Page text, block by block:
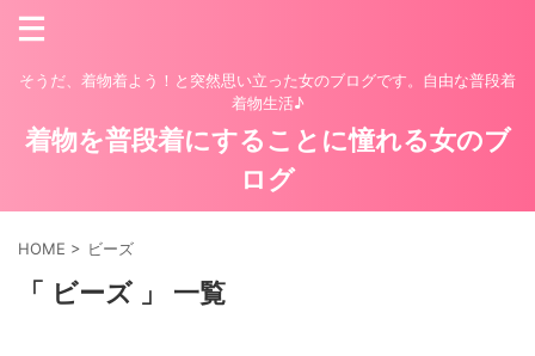
そうだ、着物着よう！と突然思い立った女のブログです。自由な普段着
着物生活♪
着物を普段着にすることに憧れる女のブ
ログ
HOME > ビーズ
「 ビーズ 」 一覧